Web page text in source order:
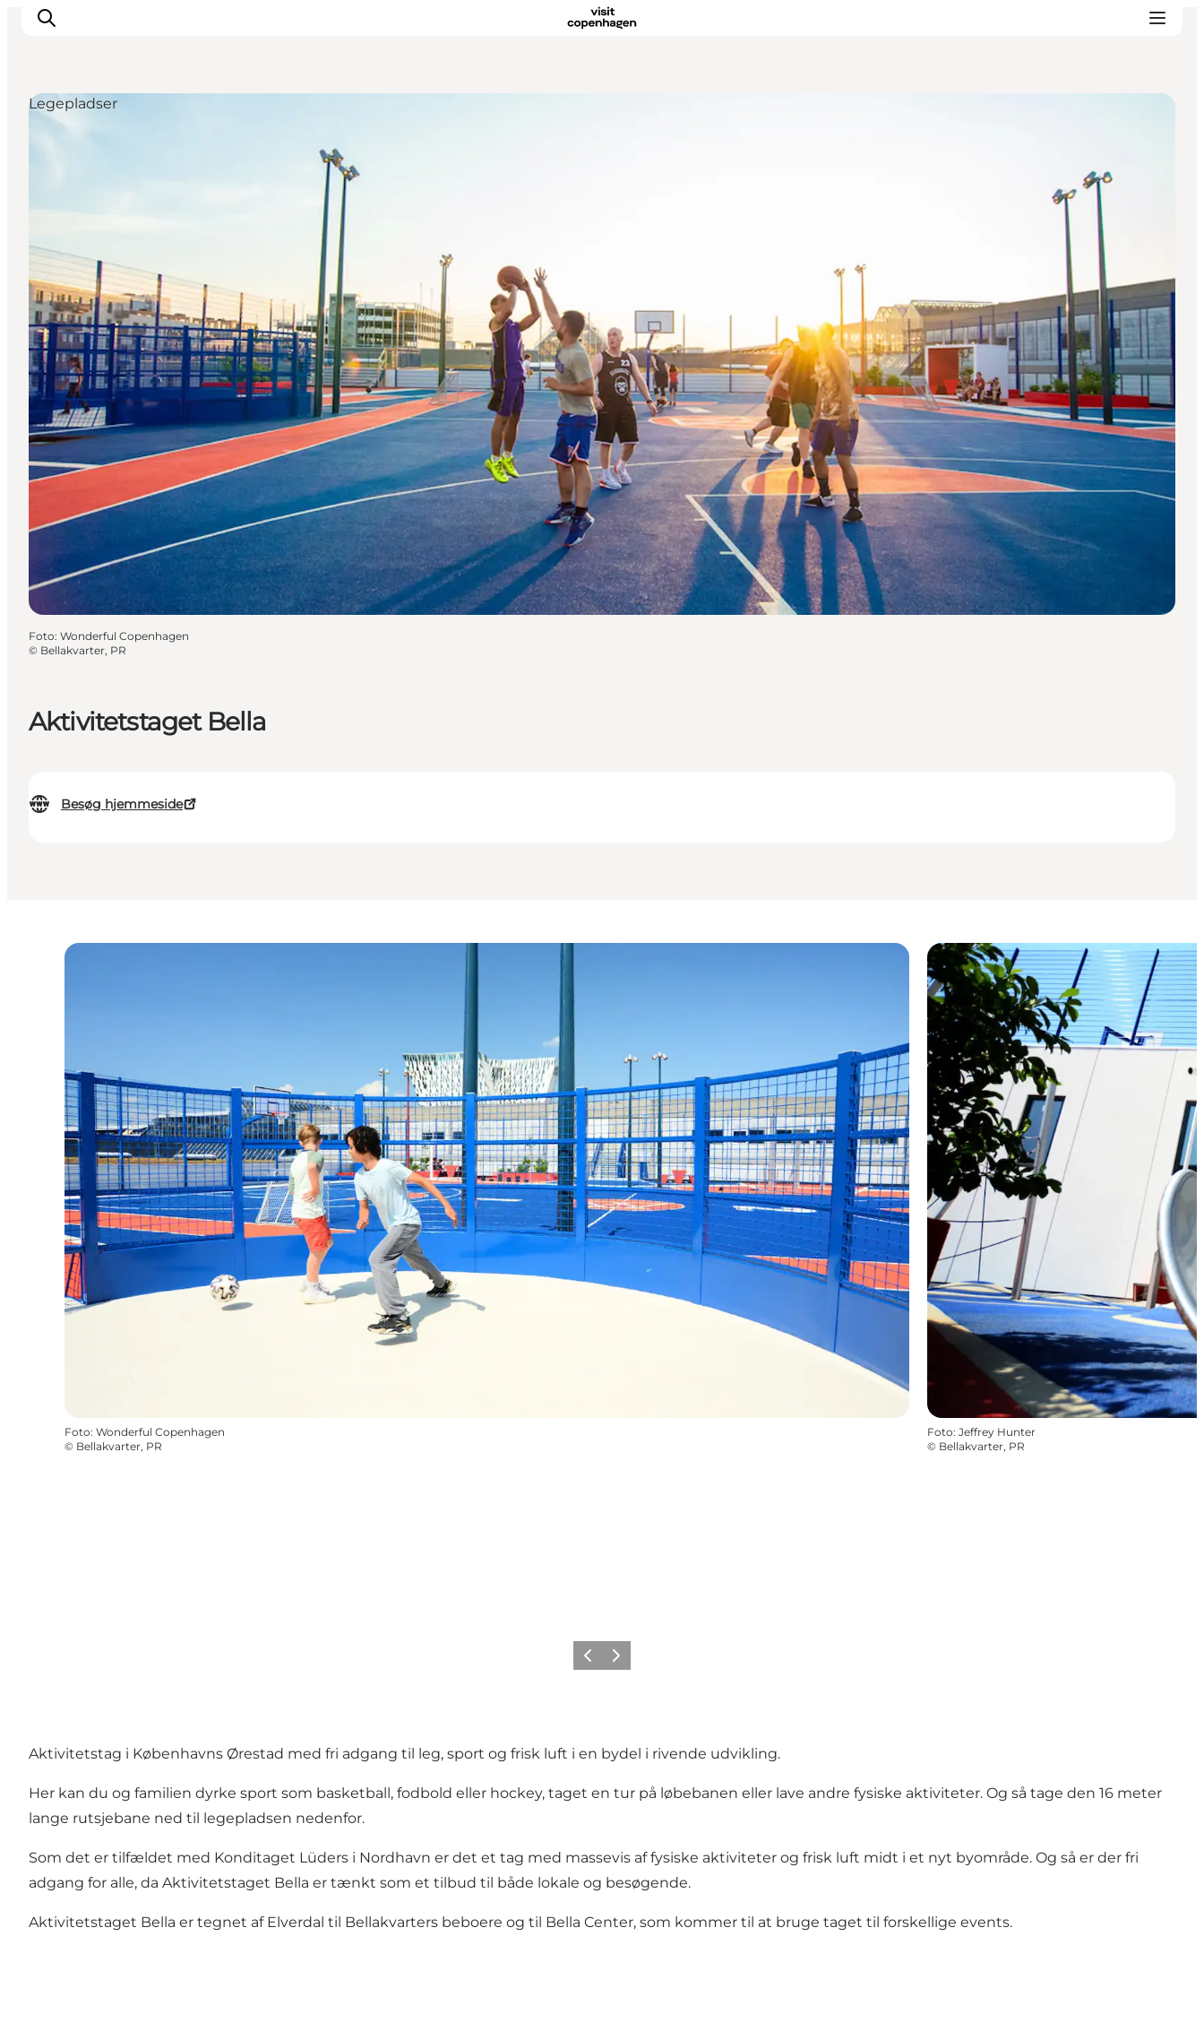
Planlæg din tur
CopenPay
Copenhagen Card
Aktivitetstaget Bella
Besøg hjemmeside
Legepladser
Foto: Wonderful Copenhagen
© Bellakvarter, PR
Foto: Wonderful Copenhagen
© Bellakvarter, PR
Foto: Jeffrey Hunter
© Bellakvarter, PR
ForrigeNæste
Aktivitetstag i Københavns Ørestad med fri adgang til leg, sport og frisk luft i en bydel i rivende udvikling.
Her kan du og familien dyrke sport som basketball, fodbold eller hockey, taget en tur på løbebanen eller lave andre fysiske aktiviteter. Og så tage den 16 meter
lange rutsjebane ned til legepladsen nedenfor.
Som det er tilfældet med Konditaget Lüders i Nordhavn er det et tag med massevis af fysiske aktiviteter og frisk luft midt i et nyt byområde. Og så er der fri
adgang for alle, da Aktivitetstaget Bella er tænkt som et tilbud til både lokale og besøgende.
Aktivitetstaget Bella er tegnet af Elverdal til Bellakvarters beboere og til Bella Center, som kommer til at bruge taget til forskellige events.